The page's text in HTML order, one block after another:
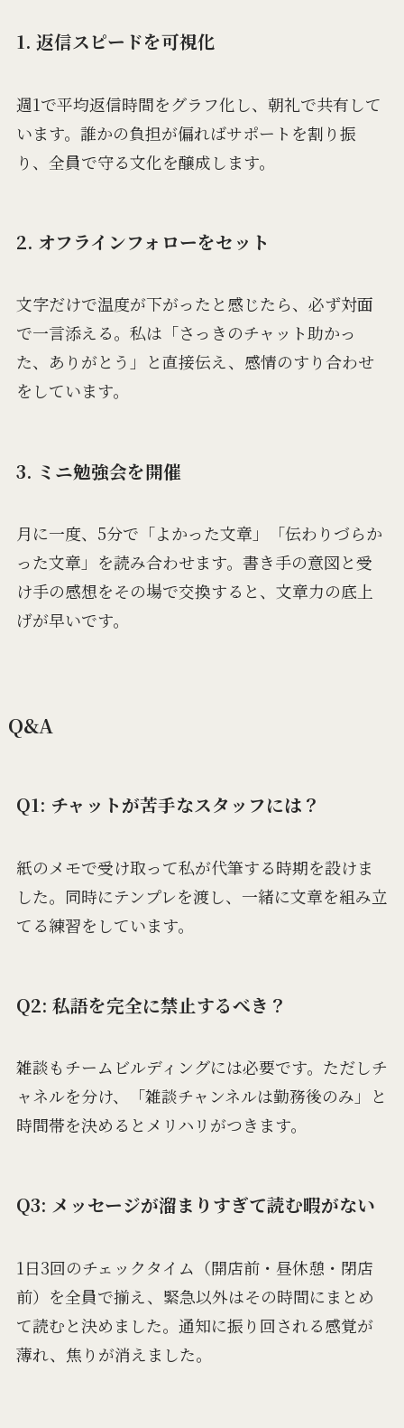
1. 返信スピードを可視化
週1で平均返信時間をグラフ化し、朝礼で共有して
います。誰かの負担が偏ればサポートを割り振
り、全員で守る文化を醸成します。
2. オフラインフォローをセット
文字だけで温度が下がったと感じたら、必ず対面
で一言添える。私は「さっきのチャット助かっ
た、ありがとう」と直接伝え、感情のすり合わせ
をしています。
3. ミニ勉強会を開催
月に一度、5分で「よかった文章」「伝わりづらか
った文章」を読み合わせます。書き手の意図と受
け手の感想をその場で交換すると、文章力の底上
げが早いです。
Q&A
Q1: チャットが苦手なスタッフには？
紙のメモで受け取って私が代筆する時期を設けま
した。同時にテンプレを渡し、一緒に文章を組み立
てる練習をしています。
Q2: 私語を完全に禁止するべき？
雑談もチームビルディングには必要です。ただしチ
ャネルを分け、「雑談チャンネルは勤務後のみ」と
時間帯を決めるとメリハリがつきます。
Q3: メッセージが溜まりすぎて読む暇がない
1日3回のチェックタイム（開店前・昼休憩・閉店
前）を全員で揃え、緊急以外はその時間にまとめ
て読むと決めました。通知に振り回される感覚が
薄れ、焦りが消えました。